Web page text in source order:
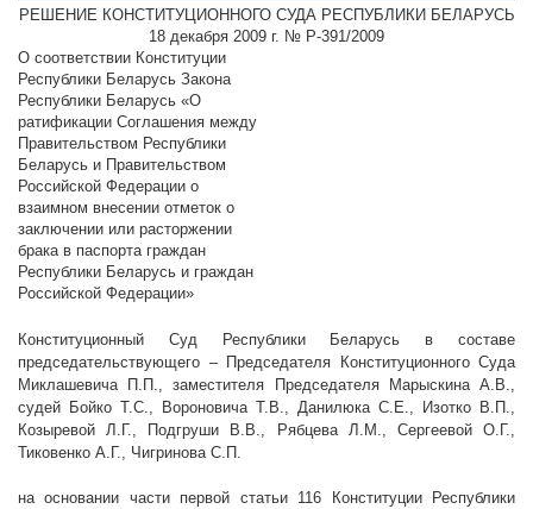
РЕШЕНИЕ КОНСТИТУЦИОННОГО СУДА РЕСПУБЛИКИ БЕЛАРУСЬ
18 декабря 2009 г. № Р-391/2009
О соответствии Конституции
Республики Беларусь Закона
Республики Беларусь «О
ратификации Соглашения между
Правительством Республики
Беларусь и Правительством
Российской Федерации о
взаимном внесении отметок о
заключении или расторжении
брака в паспорта граждан
Республики Беларусь и граждан
Российской Федерации»
Конституционный Суд Республики Беларусь в составе
председательствующего – Председателя Конституционного Суда
Миклашевича П.П., заместителя Председателя Марыскина А.В.,
судей Бойко Т.С., Вороновича Т.В., Данилюка С.Е., Изотко В.П.,
Козыревой Л.Г., Подгруши В.В., Рябцева Л.М., Сергеевой О.Г.,
Тиковенко А.Г., Чигринова С.П.
на основании части первой статьи 116 Конституции Республики